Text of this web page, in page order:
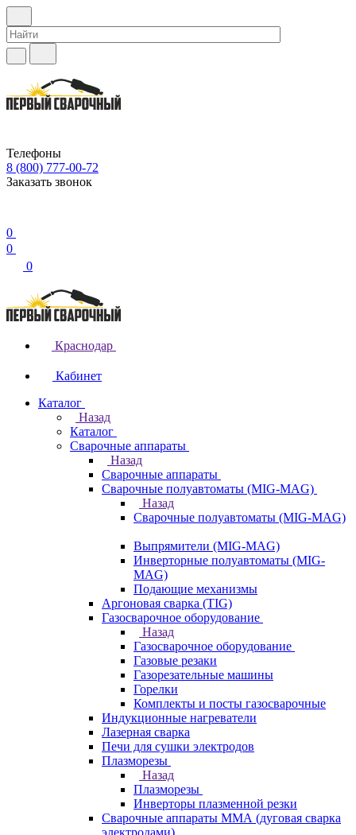
Телефоны
8 (800) 777-00-72
Заказать звонок
0
0
0
Краснодар
Кабинет
Каталог
Назад
Каталог
Сварочные аппараты
Назад
Сварочные аппараты
Сварочные полуавтоматы (MIG-MAG)
Назад
Сварочные полуавтоматы (MIG-MAG)
Выпрямители (MIG-MAG)
Инверторные полуавтоматы (MIG-
MAG)
Подающие механизмы
Аргоновая сварка (TIG)
Газосварочное оборудование
Назад
Газосварочное оборудование
Газовые резаки
Газорезательные машины
Горелки
Комплекты и посты газосварочные
Индукционные нагреватели
Лазерная сварка
Печи для сушки электродов
Плазморезы
Назад
Плазморезы
Инверторы плазменной резки
Сварочные аппараты ММА (дуговая сварка
электродами)